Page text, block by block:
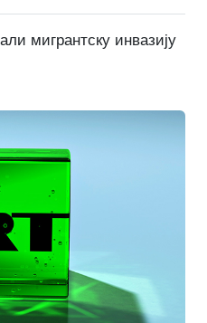
мигрантску инвазију